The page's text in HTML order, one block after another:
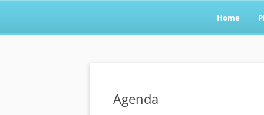
Home
Aware Consultancy
Agenda